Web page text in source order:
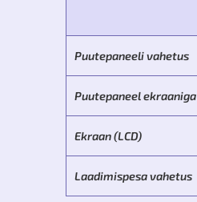
Puutepaneeli vahetus
Puutepaneel ekraaniga
Ekraan (LCD)
Laadimispesa vahetus